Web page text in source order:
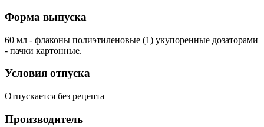
Форма выпуска
60 мл - флаконы полиэтиленовые (1) укупоренные дозаторами
- пачки картонные.
Условия отпуска
Отпускается без рецепта
Производитель